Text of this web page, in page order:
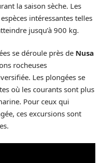
la saison sèche. Les
intéressantes telles
jusqu’à 900 kg.
se déroule près de Nusa
rocheuses
Les plongées se
où les courants sont plus
Pour ceux qui
ces excursions sont